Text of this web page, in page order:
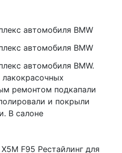
автомобиля BMW
автомобиля BMW
автомобиля BMW.
ремонтом подкапали
и покрыли
В салоне
F95 Рестайлинг для